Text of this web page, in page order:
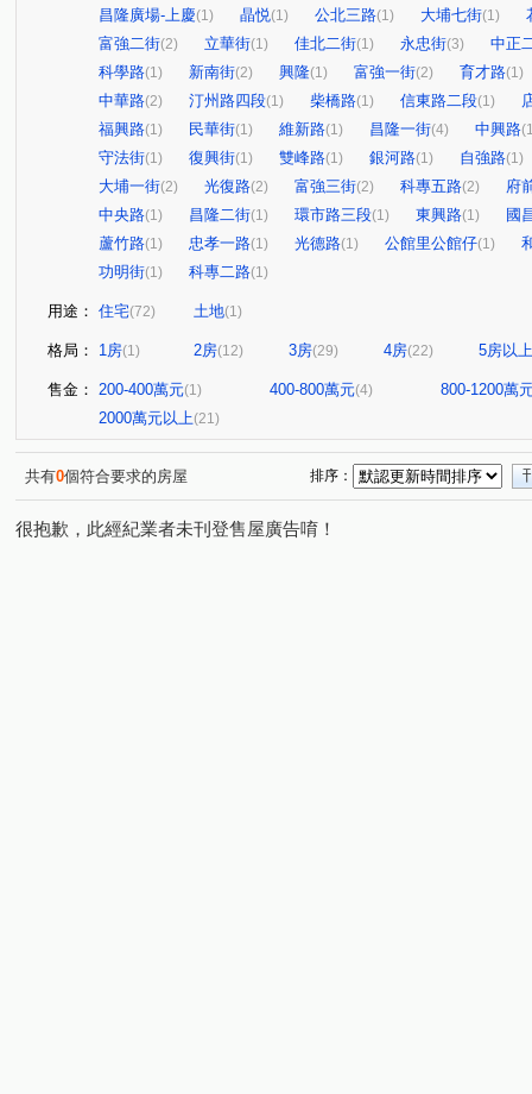
昌隆廣場-上慶(1) 晶悦(1) 公北三路(1) 大埔七街(1)
富強二街(2) 立華街(1) 佳北二街(1) 永忠街(3)
中正
科學路(1) 新南街(2) 興隆(1) 富強一街(2) 育才路(1)
中華路(2) 汀州路四段(1) 柴橋路(1) 信東路二段(1)
福興路(1) 民華街(1) 維新路(1) 昌隆一街(4) 中興路
守法街(1) 復興街(1) 雙峰路(1) 銀河路(1) 自強路(1)
大埔一街(2) 光復路(2) 富強三街(2) 科專五路(2)
府
中央路(1) 昌隆二街(1) 環市路三段(1) 東興路(1)
國
蘆竹路(1) 忠孝一路(1) 光德路(1) 公館里公館仔(1)
功明街(1) 科專二路(1)
用途： 住宅(72) 土地(1)
格局： 1房(1) 2房(12) 3房(29) 4房(22) 5房以上
售金： 200-400萬元(1) 400-800萬元(4)
800-1200萬
2000萬元以上(21)
共有0個符合要求的房屋 排序：
很抱歉，此經紀業者未刊登售屋廣告唷！